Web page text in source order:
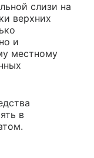
слизи на
верхних
и
местному
в